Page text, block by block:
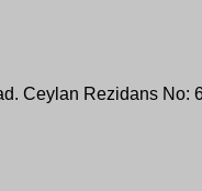
Ceylan Rezidans No: